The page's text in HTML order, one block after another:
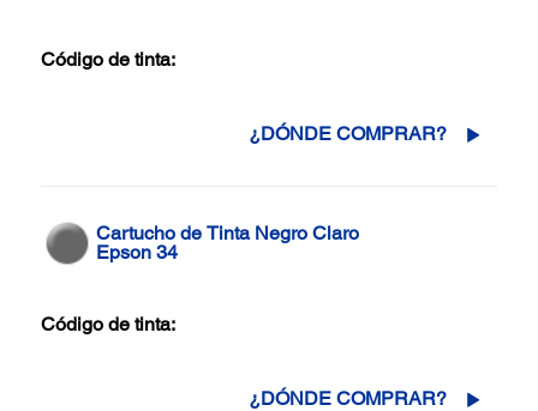
Código de tinta:
¿DÓNDE COMPRAR?
Cartucho de Tinta Negro Claro
Epson 34
Código de tinta:
¿DÓNDE COMPRAR?